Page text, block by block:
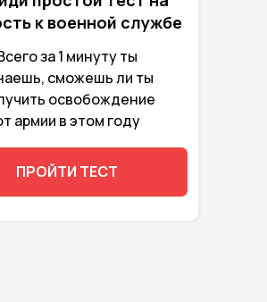
за 1 минуту ты
сможешь ли ты
освобождение
армии в этом году
к военной службе
ПРОЙТИ ТЕСТ